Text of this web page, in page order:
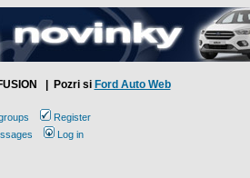
| Pozri si Ford Auto Web
Register
Log in